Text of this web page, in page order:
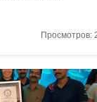
Просмотров: